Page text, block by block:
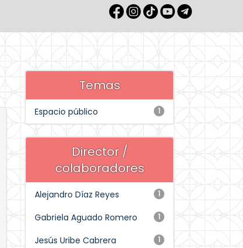
Temas
1
Espacio público
Director /
colaboradores
1
Alejandro Díaz Reyes
1
Gabriela Aguado Romero
1
Jesús Uribe Cabrera